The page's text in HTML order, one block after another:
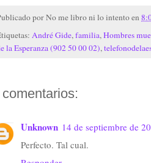
porNo me libro ni lo intentoen
André Gide, familia, Hombres
la Esperanza (902 50 00 02),
comentarios:
Unknown 14 de septiembre de
Perfecto. Tal cual.